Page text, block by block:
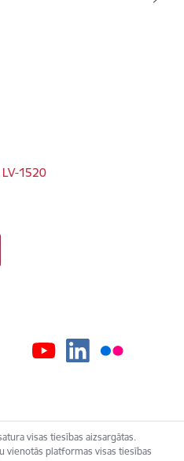
1520
visas tiesības aizsargātas.
vienotās platformas visas tiesības